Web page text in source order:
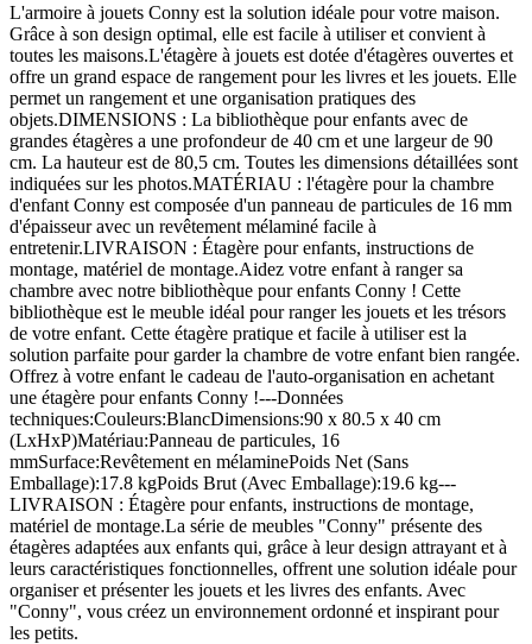
L'armoire à jouets Conny est la solution idéale pour votre maison.
Grâce à son design optimal, elle est facile à utiliser et convient à
toutes les maisons.L'étagère à jouets est dotée d'étagères ouvertes et
offre un grand espace de rangement pour les livres et les jouets. Elle
permet un rangement et une organisation pratiques des
objets.DIMENSIONS : La bibliothèque pour enfants avec de
grandes étagères a une profondeur de 40 cm et une largeur de 90
cm. La hauteur est de 80,5 cm. Toutes les dimensions détaillées sont
indiquées sur les photos.MATÉRIAU : l'étagère pour la chambre
d'enfant Conny est composée d'un panneau de particules de 16 mm
d'épaisseur avec un revêtement mélaminé facile à
entretenir.LIVRAISON : Étagère pour enfants, instructions de
montage, matériel de montage.Aidez votre enfant à ranger sa
chambre avec notre bibliothèque pour enfants Conny ! Cette
bibliothèque est le meuble idéal pour ranger les jouets et les trésors
de votre enfant. Cette étagère pratique et facile à utiliser est la
solution parfaite pour garder la chambre de votre enfant bien rangée.
Offrez à votre enfant le cadeau de l'auto-organisation en achetant
une étagère pour enfants Conny !---Données
techniques:Couleurs:BlancDimensions:90 x 80.5 x 40 cm
(LxHxP)Matériau:Panneau de particules, 16
mmSurface:Revêtement en mélaminePoids Net (Sans
Emballage):17.8 kgPoids Brut (Avec Emballage):19.6 kg---
LIVRAISON : Étagère pour enfants, instructions de montage,
matériel de montage.La série de meubles "Conny" présente des
étagères adaptées aux enfants qui, grâce à leur design attrayant et à
leurs caractéristiques fonctionnelles, offrent une solution idéale pour
organiser et présenter les jouets et les livres des enfants. Avec
"Conny", vous créez un environnement ordonné et inspirant pour
les petits.